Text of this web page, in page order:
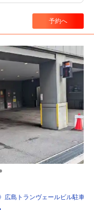
予約へ
広島トランヴェールビル駐車